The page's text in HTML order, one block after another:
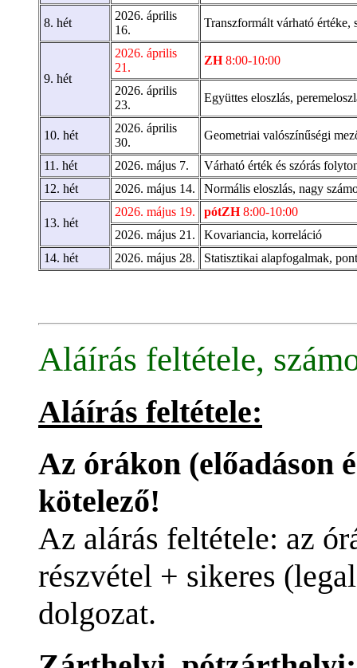
8. hét
2026. április
16.
Transzformált várható értéke,
9. hét
2026. április
21.
ZH8:00-10:00
2026. április
23.
Együttes eloszlás,
10. hét
2026. április
30.
Geometriai valószínűségi
11. hét 2026. május 7.
Várható érték és szórás
12. hét
2026. május 14. Normális eloszlás, nagy
13. hét
2026. május 19. pótZH8:00-10:00
2026. május 21.
Kovariancia, korreláció
14. hét
2026. május 28. Statisztikai alapfogalmak,
Aláírás feltétele,
Aláírás feltétele:
Az órákon (előadáson
kötelező!
Az alárás feltétele: az
részvétel + sikeres
dolgozat.